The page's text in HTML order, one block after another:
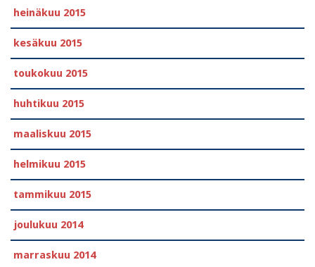
heinäkuu 2015
kesäkuu 2015
toukokuu 2015
huhtikuu 2015
maaliskuu 2015
helmikuu 2015
tammikuu 2015
joulukuu 2014
marraskuu 2014